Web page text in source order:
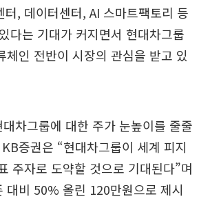
터, 데이터센터, AI 스마트팩토리 등
다는 기대가 커지면서 현대차그룹
체인 전반이 시장의 관심을 받고 있
차그룹에 대한 주가 눈높이를 줄줄
증권은 “현대차그룹이 세계 피지
주자로 도약할 것으로 기대된다”며
대비 50% 올린 120만원으로 제시